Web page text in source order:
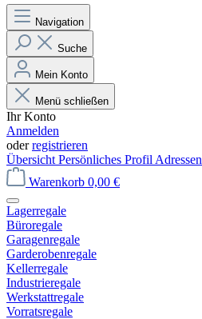
Navigation
Suche
Mein Konto
Menü schließen
Ihr Konto
Anmelden
oderregistrieren
Übersicht Persönliches Profil Adressen
Warenkorb 0,00 €
Lagerregale
Büroregale
Garagenregale
Garderobenregale
Kellerregale
Industrieregale
Werkstattregale
Vorratsregale